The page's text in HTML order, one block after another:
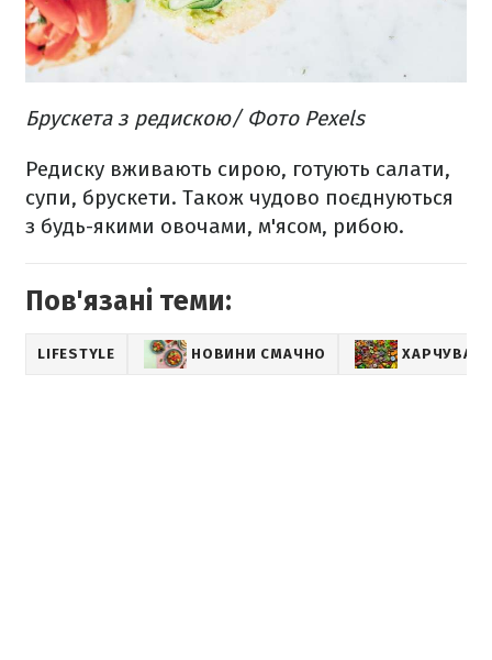
Брускета з редискою/ Фото Рexels
Редиску вживають сирою, готують салати,
супи, брускети. Також чудово поєднуються
з будь-якими овочами, м'ясом, рибою.
Пов'язані теми:
LIFESTYLE НОВИНИ СМАЧНО